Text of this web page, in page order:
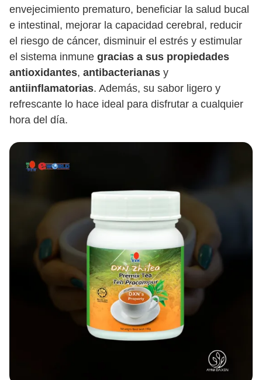
envejecimiento prematuro, beneficiar la salud bucal
e intestinal, mejorar la capacidad cerebral, reducir
el riesgo de cáncer, disminuir el estrés y estimular
el sistema inmune gracias a sus propiedades
antioxidantes, antibacterianas y
antiinflamatorias. Además, su sabor ligero y
refrescante lo hace ideal para disfrutar a cualquier
hora del día.